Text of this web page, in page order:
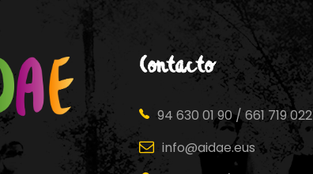
Contacto
94 630 01 90 / 661 719 022
info@aidae.eus